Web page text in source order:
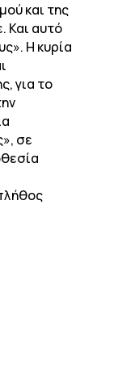
και της
Και αυτό
Η κυρία
για το
σε